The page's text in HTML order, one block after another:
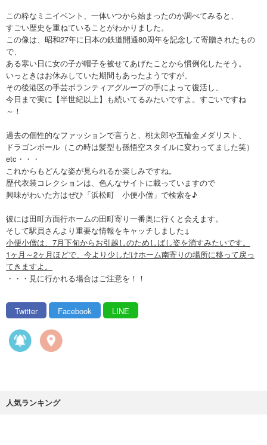
この粋なミニイベント、一体いつから始まったのか調べてみると、
すごい歴史を重ねていることがわかりました。
この像は、昭和27年に日本の鉄道開通80周年を記念して寄贈されたもの
で、
ある寒い日に女の子が帽子を被せてあげたことから慣例化したそう。
いっときはお休みしていた期間もあったようですが、
その後港区の手芸ボランティアグループの手によって復活し、
今日まで実に【半世紀以上】も続いてるみたいですよ。すごいですね
～！
過去の個性的なファッションで言うと、桃太郎や五輪金メダリスト、
ドラゴンボール（この時は髪型も孫悟空スタイルに変わってました笑）
etc・・・
これからもどんな姿が見られるか楽しみですね。
歴代衣装コレクションは、色んなサイトに載っていますので
興味がわいた方はぜひ「浜松町 小便小僧」で検索を♪
彼には田町方面行ホームの田町寄り一番奥に行くと会えます。
そして駅員さんより重要な情報をキャッチしました↓
小便小僧は、7月下旬からお引越しのためしばし姿を消すみたいです。
1ヶ月～2ヶ月ほどで、今より少しだけホーム南寄りの場所に移って戻っ
てきますよ。
・・・見に行かれる場合はご注意を！！
Twitter Facebook LINE
人気ランキング